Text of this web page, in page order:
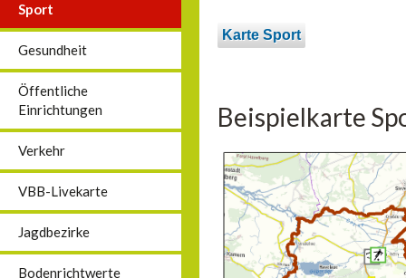
Sport
Gesundheit
Öffentliche
Einrichtungen
Verkehr
VBB-Livekarte
Jagdbezirke
Bodenrichtwerte
Karte Sport
Beispielkarte